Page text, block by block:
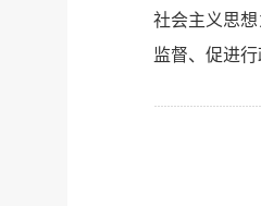
社会主义思
监督、促进